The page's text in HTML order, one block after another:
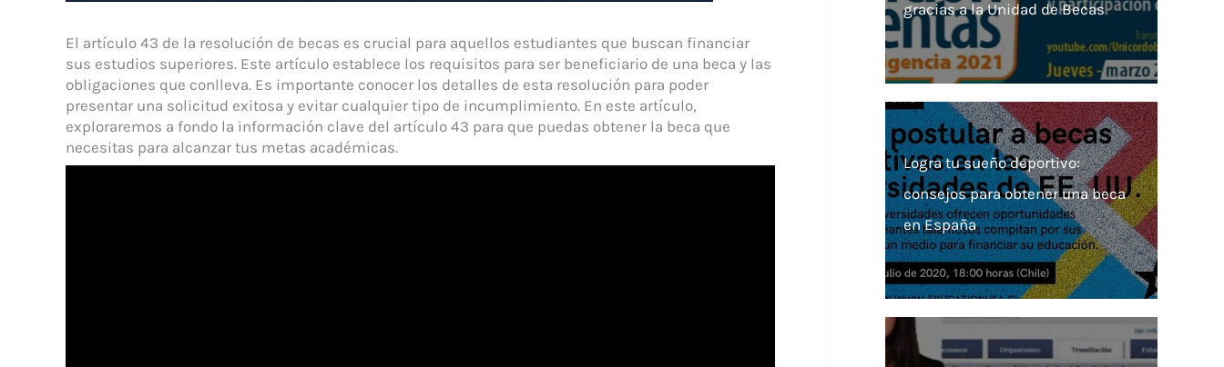
El artículo 43 de la resolución de becas es crucial para aquellos estudiantes que buscan financiar
sus estudios superiores. Este artículo establece los requisitos para ser beneficiario de una beca y las
obligaciones que conlleva. Es importante conocer los detalles de esta resolución para poder
presentar una solicitud exitosa y evitar cualquier tipo de incumplimiento. En este artículo,
exploraremos a fondo la información clave del artículo 43 para que puedas obtener la beca que
necesitas para alcanzar tus metas académicas.
gracias a la Unidad de Becas
Logra tu sueño deportivo:
consejos para obtener una beca
en España